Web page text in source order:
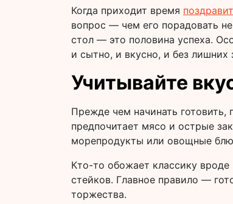
Когда приходит время
вопрос — чем его порадовать
стол — это половина успеха.
и сытно, и вкусно, и без лишних
Учитывайте
Прежде чем начинать
предпочитает мясо и острые
морепродукты или овощные
Кто-то обожает классику
стейков. Главное правило —
торжества.